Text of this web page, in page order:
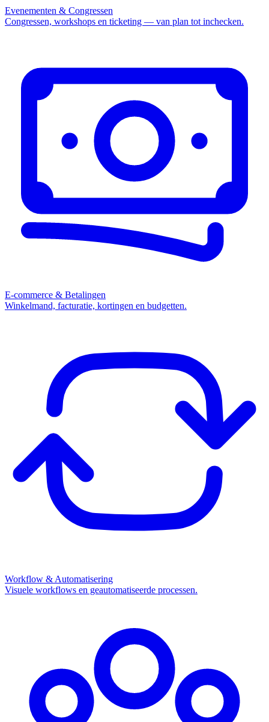
Evenementen & Congressen
Congressen, workshops en ticketing — van plan tot inchecken.
E-commerce & Betalingen
Winkelmand, facturatie, kortingen en budgetten.
Workflow & Automatisering
Visuele workflows en geautomatiseerde processen.